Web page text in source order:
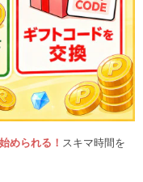
められる！ スキマ時間を